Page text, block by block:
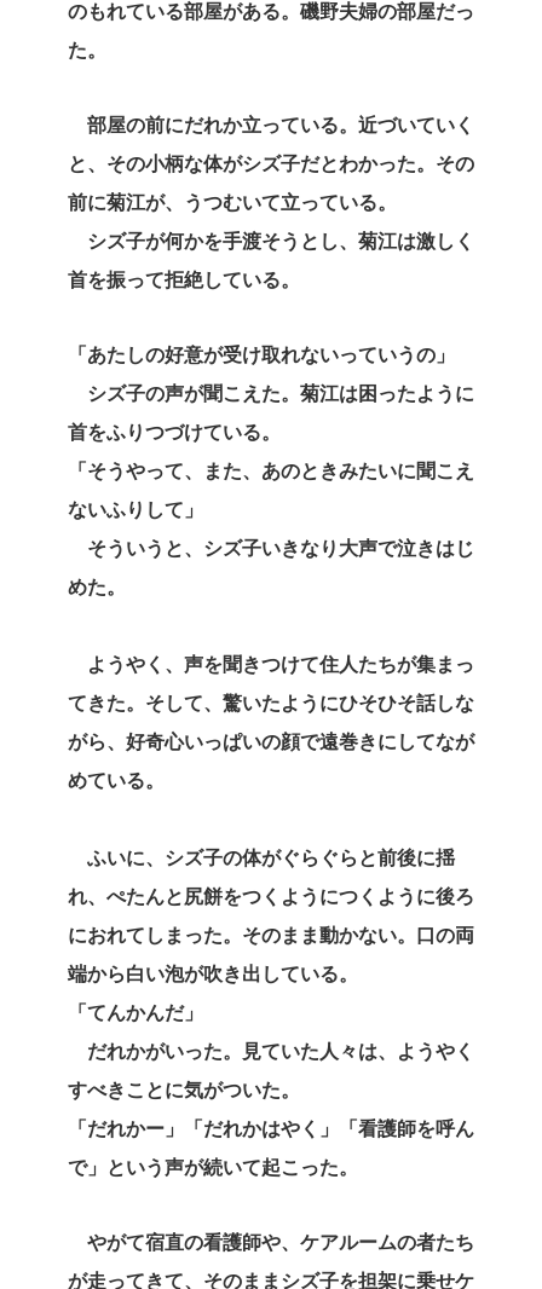
のもれている部屋がある。磯野夫婦の部屋だっ
た。
部屋の前にだれか立っている。近づいていく
と、その小柄な体がシズ子だとわかった。その
前に菊江が、うつむいて立っている。
シズ子が何かを手渡そうとし、菊江は激しく
首を振って拒絶している。
「あたしの好意が受け取れないっていうの」
シズ子の声が聞こえた。菊江は困ったように
首をふりつづけている。
「そうやって、また、あのときみたいに聞こえ
ないふりして」
そういうと、シズ子いきなり大声で泣きはじ
めた。
ようやく、声を聞きつけて住人たちが集まっ
てきた。そして、驚いたようにひそひそ話しな
がら、好奇心いっぱいの顔で遠巻きにしてなが
めている。
ふいに、シズ子の体がぐらぐらと前後に揺
れ、ぺたんと尻餅をつくようにつくように後ろ
におれてしまった。そのまま動かない。口の両
端から白い泡が吹き出している。
「てんかんだ」
だれかがいった。見ていた人々は、ようやく
すべきことに気がついた。
「だれかー」「だれかはやく」「看護師を呼ん
で」という声が続いて起こった。
やがて宿直の看護師や、ケアルームの者たち
が走ってきて、そのままシズ子を担架に乗せケ